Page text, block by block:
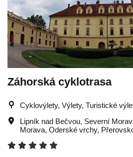
Záhorská cyklotrasa
Cyklovýlety, Výlety, Turistické
Lipník nad Bečvou, Severní
Morava, Oderské vrchy,